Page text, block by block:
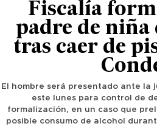
Fiscalía
padre de
tras caer de
El hombre será presentado ante la
este lunes para control de
formalización, en un caso que
posible consumo de alcohol